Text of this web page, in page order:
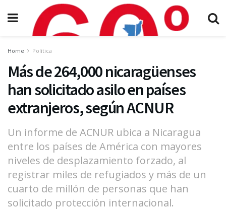
Home Política
Más de 264,000 nicaragüenses
han solicitado asilo en países
extranjeros, según ACNUR
Un informe de ACNUR ubica a Nicaragua
entre los países de América con mayores
niveles de desplazamiento forzado, al
registrar miles de refugiados y más de un
cuarto de millón de personas que han
solicitado protección internacional.